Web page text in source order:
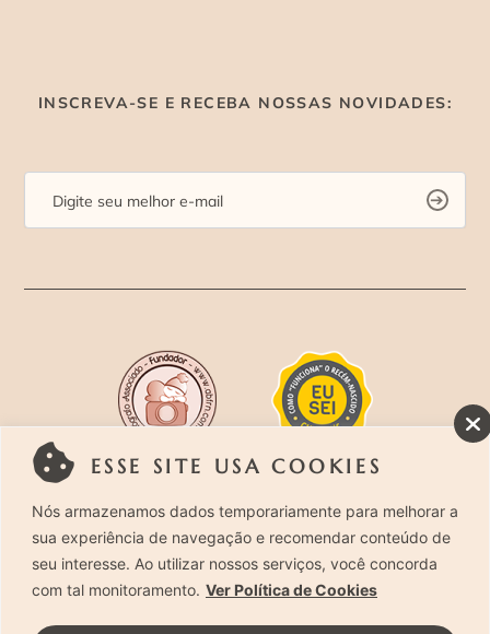
ESSE SITE USA COOKIES
Nós armazenamos dados temporariamente para melhorar a
sua experiência de navegação e recomendar conteúdo de
seu interesse. Ao utilizar nossos serviços, você concorda
com tal monitoramento. Ver Política de Cookies
INSCREVA-SE E RECEBA NOSSAS NOVIDADES:
Rua Costa Carvalho, 419 – Pinheiros, São Paulo –
SP. CEP 05429-130 – Telefone: (11) 94494-1818